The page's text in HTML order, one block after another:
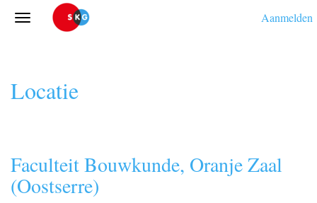
Aanmelden
Locatie
Faculteit Bouwkunde, Oranje Zaal
(Oostserre)